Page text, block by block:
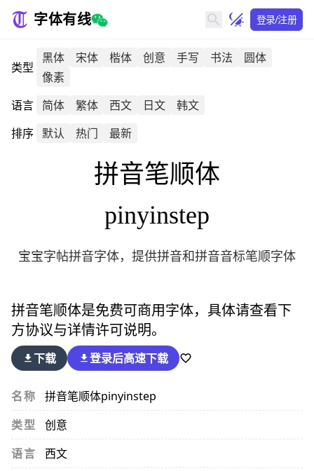
字体有线 登录/注册
类型
黑体 宋体 楷体 创意 手写 书法
圆体
像素
语言 简体 繁体 西文 日文
韩文
排序 默认 热门 最新
拼音笔顺体
pinyinstep
宝宝字帖拼音字体，提供拼音和拼音音标笔顺字体
拼音笔顺体是免费可商用字体，具体请查看下
方协议与详情许可说明。
下载 登录后高速下载
名称 拼音笔顺体pinyinstep
类型
创意
语言
西文